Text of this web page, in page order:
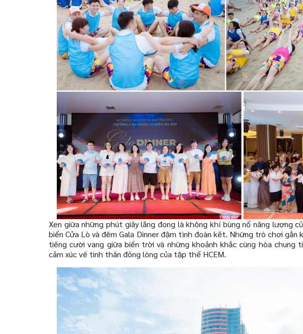
Xen giữa những phút giây lắng đọng là không khí bùng nổ năng lượng
biển Cửa Lò và đêm Gala Dinner đậm tình đoàn kết. Những trò chơi
tiếng cười vang giữa biển trời và những khoảnh khắc cùng hòa
cảm xúc về tinh thần đồng lòng của tập thể HCEM.